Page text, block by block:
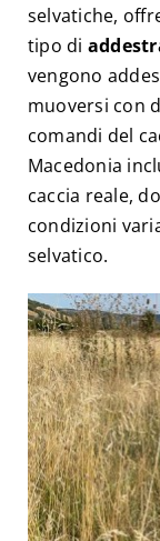
selvatiche,
tipo di
vengono
muoversi con
comandi del
Macedonia
caccia reale,
condizioni
selvatico.